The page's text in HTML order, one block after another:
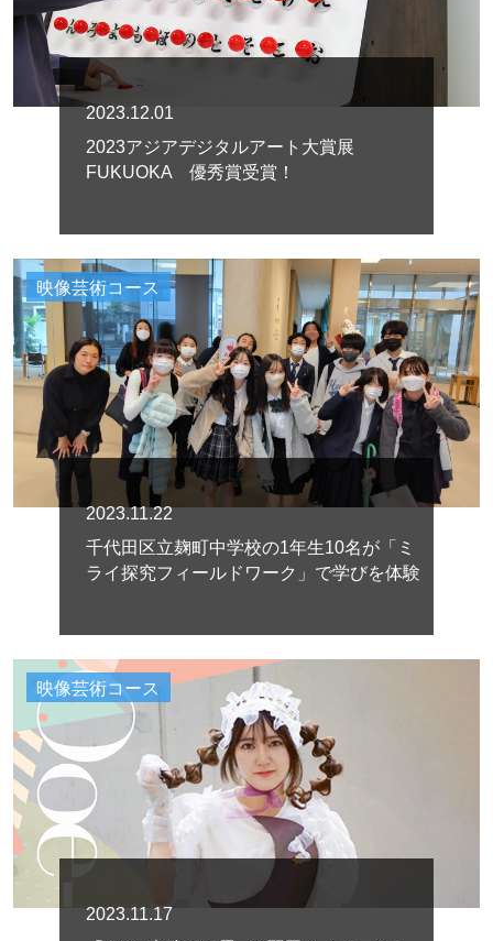
2023.12.01
2023アジアデジタルアート大賞展
FUKUOKA 優秀賞受賞！
映像芸術コース
2023.11.22
千代田区立麹町中学校の1年生10名が「ミ
ライ探究フィールドワーク」で学びを体験
映像芸術コース
2023.11.17